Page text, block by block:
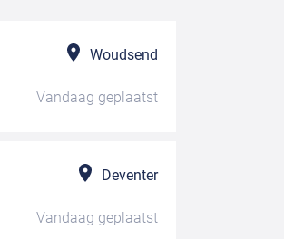
Woudsend
Vandaag geplaatst
Deventer
Vandaag geplaatst